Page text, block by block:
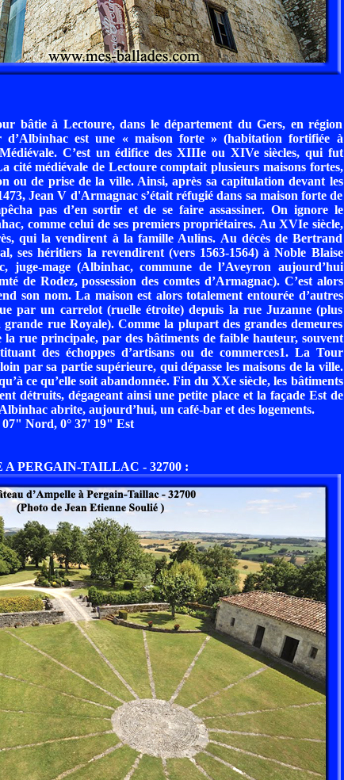
bâtie à Lectoure, dans le département du Gers, en région
est une « maison forte » (habitation fortifiée à
C’est un édifice des XIIIe ou XIVe siècles, qui fut
cité médiévale de Lectoure comptait plusieurs maisons fortes,
ou de prise de la ville. Ainsi, après sa capitulation devant les
Jean V d'Armagnac s’était réfugié dans sa maison forte de
pas d’en sortir et de se faire assassiner. On ignore le
comme celui de ses premiers propriétaires. Au XVIe siècle,
qui la vendirent à la famille Aulins. Au décès de Bertrand
ses héritiers la revendirent (vers 1563-1564) à Noble Blaise
juge-mage (Albinhac, commune de l’Aveyron aujourd’hui
de Rodez, possession des comtes d’Armagnac). C’est alors
son nom. La maison est alors totalement entourée d’autres
par un carrelot (ruelle étroite) depuis la rue Juzanne (plus
rue Royale). Comme la plupart des grandes demeures
la rue principale, par des bâtiments de faible hauteur, souvent
des échoppes d’artisans ou de commerces1. La Tour
par sa partie supérieure, qui dépasse les maisons de la ville.
ce qu’elle soit abandonnée. Fin du XXe siècle, les bâtiments
détruits, dégageant ainsi une petite place et la façade Est de
abrite, aujourd’hui, un café-bar et des logements.
07" Nord, 0° 37' 19" Est
PERGAIN-TAILLAC - 32700 :